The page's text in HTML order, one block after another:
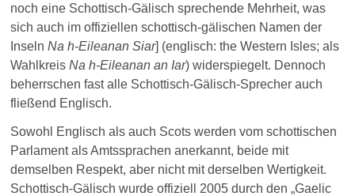
noch eine Schottisch-Gälisch sprechende Mehrheit, was
sich auch im offiziellen schottisch-gälischen Namen der
InselnNa h-Eileanan Siar] (englisch: the Western Isles; als
WahlkreisNa h-Eileanan an Iar) widerspiegelt. Dennoch
beherrschen fast alle Schottisch-Gälisch-Sprecher auch
fließend Englisch.
Sowohl Englisch als auch Scots werden vom schottischen
Parlament als Amtssprachen anerkannt, beide mit
demselben Respekt, aber nicht mit derselben Wertigkeit.
Schottisch-Gälisch wurde offiziell 2005 durch den „Gaelic